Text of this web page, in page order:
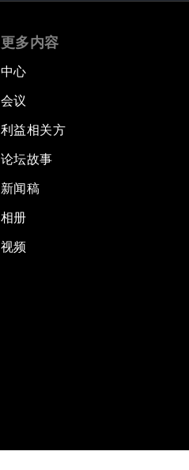
更多内容
中心
会议
利益相关方
论坛故事
新闻稿
相册
视频